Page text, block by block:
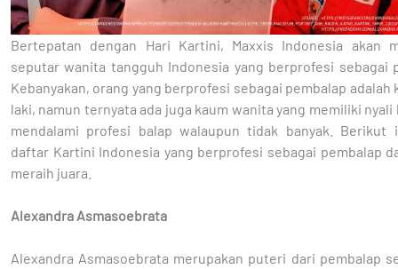
Bertepatan dengan Hari Kartini, Maxxis Indonesia akan
seputar wanita tangguh Indonesia yang berprofesi sebagai
Kebanyakan, orang yang berprofesi sebagai pembalap adalah
laki, namun ternyata ada juga kaum wanita yang memiliki nyali
mendalami profesi balap walaupun tidak banyak. Berikut
daftar Kartini Indonesia yang berprofesi sebagai pembalap
meraih juara.
Alexandra Asmasoebrata
Alexandra Asmasoebrata merupakan puteri dari pembalap